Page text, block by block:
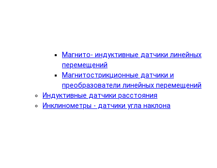
Магнито- индуктивные датчики линейных
перемещений
Магнитострикционные датчики и
преобразователи линейных перемещений
Индуктивные датчики расстояния
Инклинометры - датчики угла наклона